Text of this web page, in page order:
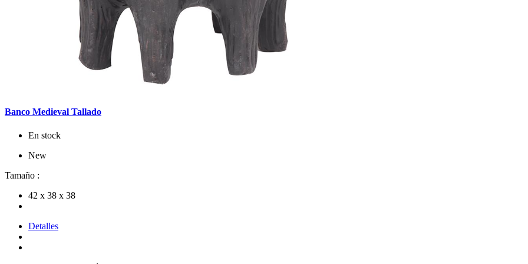
Banco Medieval Tallado
En stock
New
Tamaño :
42 x 38 x 38
Detalles